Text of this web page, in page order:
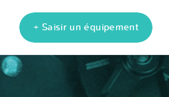
+ Saisir un équipement